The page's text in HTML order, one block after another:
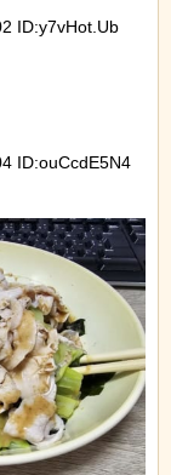
ID:y7vHot.Ub
ID:ouCcdE5N4